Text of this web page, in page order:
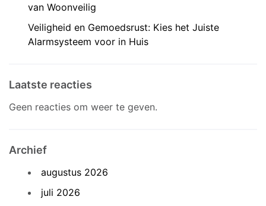
van Woonveilig
Veiligheid en Gemoedsrust: Kies het Juiste
Alarmsysteem voor in Huis
Laatste reacties
Geen reacties om weer te geven.
Archief
augustus 2026
juli 2026